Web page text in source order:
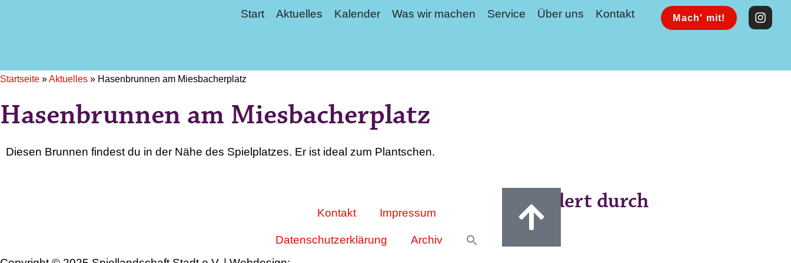
Start Aktuelles Kalender Was wir machen Service Über uns Kontakt Mach' mit!
Startseite »Aktuelles » Hasenbrunnen am Miesbacherplatz
Hasenbrunnen am Miesbacherplatz
Diesen Brunnen findest du in der Nähe des Spielplatzes. Er ist ideal zum Plantschen.
Kontakt Impressum
Datenschutzerklärung Archiv
Gefördert durch